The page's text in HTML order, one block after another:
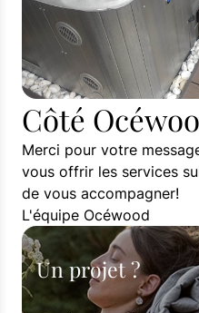
Côté
Merci pour votre
vous offrir les services
de vous accompagner!
L'équipe Océwood
Un projet ?